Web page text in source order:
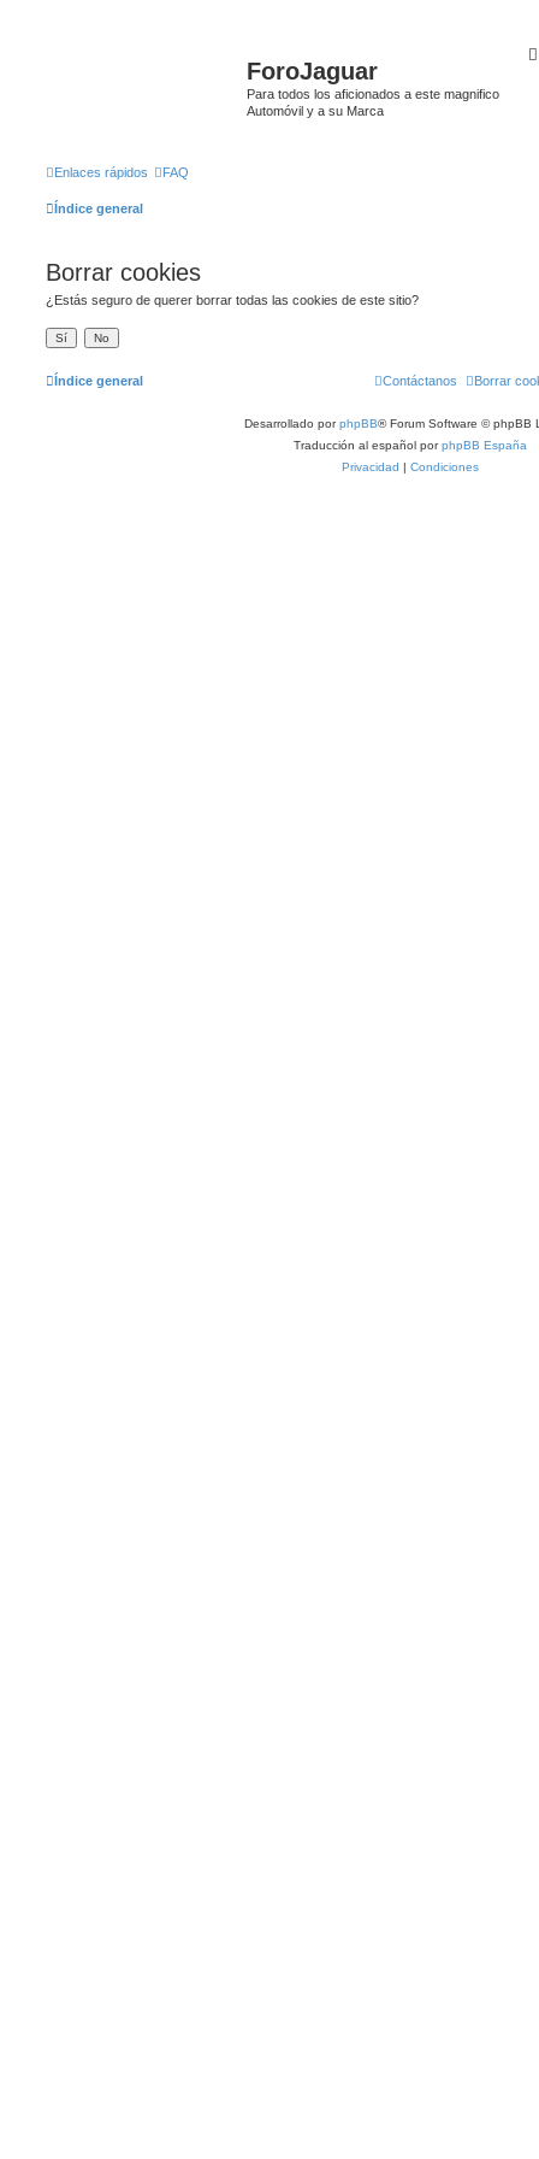
ForoJaguar
Para todos los aficionados a este magnifico
Automóvil y a su Marca
Enlaces rápidos FAQ
Índice general
Borrar cookies
¿Estás seguro de querer borrar todas las cookies de este sitio?
Índice general Borrar
Contáctanos
Desarrollado porphpBB® Forum Software © phpBB
Traducción al español porphpBB España
Privacidad | Condiciones